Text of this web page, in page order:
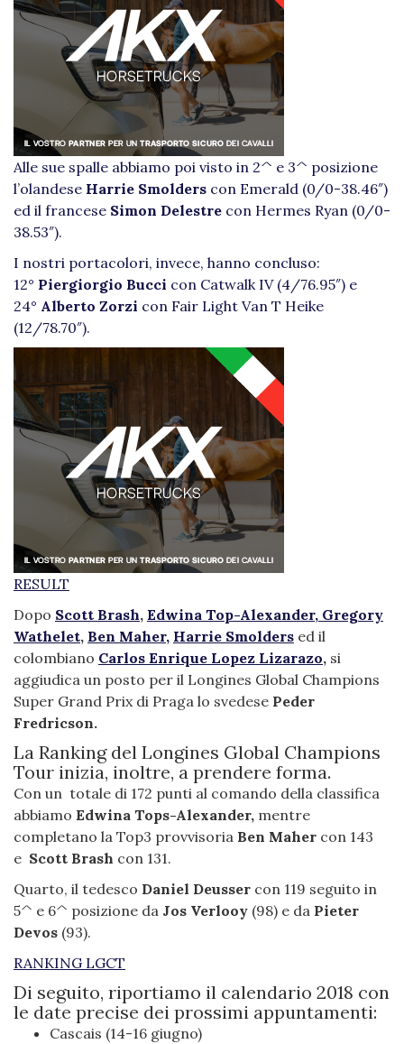
Alle sue spalle abbiamo poi visto in 2^ e 3^ posizione
l’olandese Harrie Smolders con Emerald (0/0-38.46″)
ed il francese Simon Delestre con Hermes Ryan (0/0-
38.53″).
I nostri portacolori, invece, hanno concluso:
12° Piergiorgio Bucci con Catwalk IV (4/76.95″) e
24° Alberto Zorzi con Fair Light Van T Heike
(12/78.70″).
RESULT
Dopo Scott Brash, Edwina Top-Alexander, Gregory
Wathelet, Ben Maher, Harrie Smolders ed il
colombiano Carlos Enrique Lopez Lizarazo, si
aggiudica un posto per il Longines Global Champions
Super Grand Prix di Praga lo svedese Peder
Fredricson.
La Ranking del Longines Global Champions
Tour inizia, inoltre, a prendere forma.
Con un totale di 172 punti al comando della classifica
abbiamo Edwina Tops-Alexander, mentre
completano la Top3 provvisoria Ben Maher con 143
e Scott Brash con 131.
Quarto, il tedesco Daniel Deusser con 119 seguito in
5^ e 6^ posizione da Jos Verlooy (98) e da Pieter
Devos (93).
RANKING LGCT
Di seguito, riportiamo il calendario 2018 con
le date precise dei prossimi appuntamenti:
Cascais (14-16 giugno)